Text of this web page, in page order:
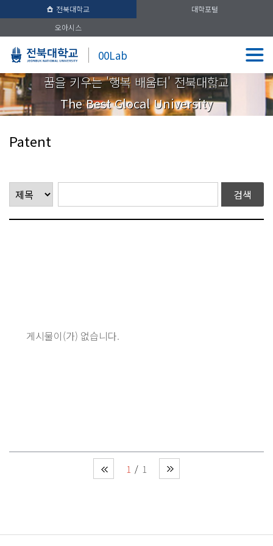
전북대학교
대학포털
오아시스
00Lab
꿈을 키우는 '행복 배움터' 전북대학교
The Best Glocal University
Patent
게시물이(가) 없습니다.
1 1